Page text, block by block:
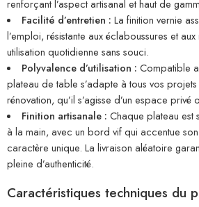
renforçant l’aspect artisanal et haut de
Facilité d’entretien : La finition vernie
l’emploi, résistante aux éclaboussures et
utilisation quotidienne sans souci.
Polyvalence d’utilisation : Compatible
plateau de table s’adapte à tous vos
rénovation, qu’il s’agisse d’un espace
Finition artisanale : Chaque plateau est
à la main, avec un bord vif qui accentue
caractère unique. La livraison aléatoire
pleine d’authenticité.
Caractéristiques techniques du